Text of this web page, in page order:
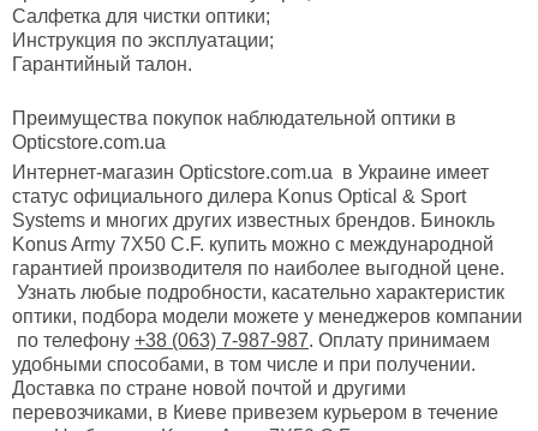
Салфетка для чистки оптики;
Инструкция по эксплуатации;
Гарантийный талон.
Преимущества покупок наблюдательной оптики в
Opticstore.com.ua
Интернет-магазин Opticstore.com.ua в Украине имеет
статус официального дилера Konus Optical & Sport
Systems и многих других известных брендов. Бинокль
Konus Army 7X50 C.F. купить можно с международной
гарантией производителя по наиболее выгодной цене.
Узнать любые подробности, касательно характеристик
оптики, подбора модели можете у менеджеров компании
по телефону +38 (063) 7-987-987. Оплату принимаем
удобными способами, в том числе и при получении.
Доставка по стране новой почтой и другими
перевозчиками, в Киеве привезем курьером в течение